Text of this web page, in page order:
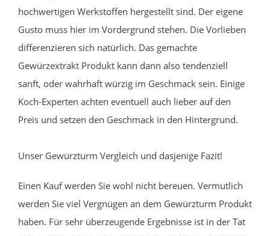
hochwertigen Werkstoffen hergestellt sind. Der eigene
Gusto muss hier im Vordergrund stehen. Die Vorlieben
differenzieren sich natürlich. Das gemachte
Gewürzextrakt Produkt kann dann also tendenziell
sanft, oder wahrhaft würzig im Geschmack sein. Einige
Koch-Experten achten eventuell auch lieber auf den
Preis und setzen den Geschmack in den Hintergrund.
Unser Gewürzturm Vergleich und dasjenige Fazit!
Einen Kauf werden Sie wohl nicht bereuen. Vermutlich
werden Sie viel Vergnügen an dem Gewürzturm Produkt
haben. Für sehr überzeugende Ergebnisse ist in der Tat